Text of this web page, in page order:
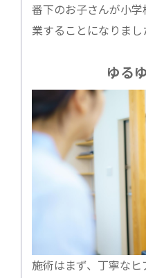
番下のお子さんが小
業することになりまし
ゆる
施術はまず、丁寧な